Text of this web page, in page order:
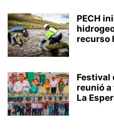
PECH
recurso
Festival
reunió
La